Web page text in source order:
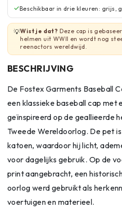
Beschikbaar in drie kleuren: grijs,
💡Wist je dat? Deze cap is
helmen uit WWII en wordt nog
reenactors wereldwijd.
BESCHRIJVING
De Fostex Garments Baseball
een klassieke baseball cap met
geïnspireerd op de geallieerde
Tweede Wereldoorlog. De pet
katoen, waardoor hij licht,
voor dagelijks gebruik. Op de
print aangebracht, een
oorlog werd gebruikt als
voertuigen en materieel.